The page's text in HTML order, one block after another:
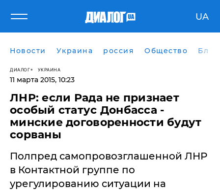
UA
Новости Украина россия Общество
ДИАЛОГ УКРАИНА
11 марта 2015, 10:23
ЛНР: если Рада не признает
особый статус Донбасса -
минские договоренности будут
сорваны
Полпред самопровозглашенной ЛНР
в Контактной группе по
урегулированию ситуации на